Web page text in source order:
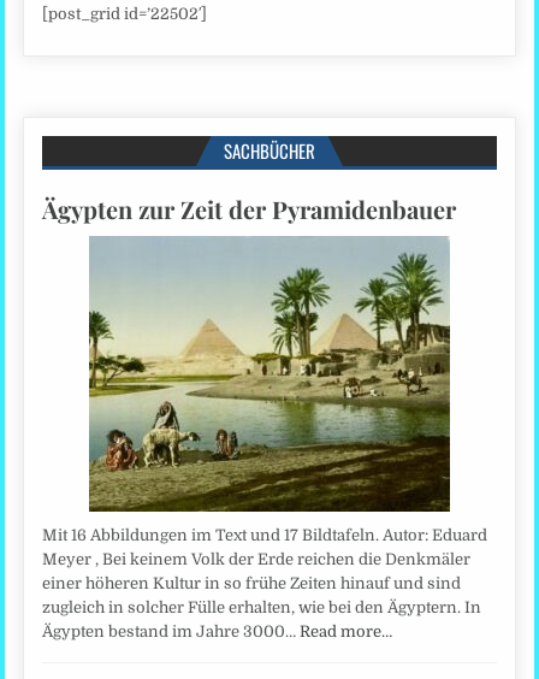
[post_grid id=’22502′]
SACHBÜCHER
Ägypten zur Zeit der Pyramidenbauer
Mit 16 Abbildungen im Text und 17 Bildtafeln. Autor: Eduard
Meyer , Bei keinem Volk der Erde reichen die Denkmäler
einer höheren Kultur in so frühe Zeiten hinauf und sind
zugleich in solcher Fülle erhalten, wie bei den Ägyptern. In
Ägypten bestand im Jahre 3000…Read more…